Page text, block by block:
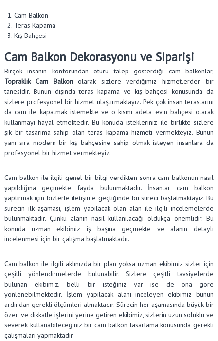
Cam Balkon
Teras Kapama
Kış Bahçesi
Cam Balkon Dekorasyonu ve Siparişi
Birçok insanın konforundan ötürü talep gösterdiği cam balkonlar,
Topraklık Cam Balkonolarak sizlere verdiğimiz hizmetlerden bir
tanesidir. Bunun dışında teras kapama ve kış bahçesi konusunda da
sizlere profesyonel bir hizmet ulaştırmaktayız. Pek çok insan teraslarını
da cam ile kapatmak istemekte ve o kısmı adeta evin bahçesi olarak
kullanmayı hayal etmektedir. Bu konuda istekleriniz ile birlikte sizlere
şık bir tasarıma sahip olan teras kapama hizmeti vermekteyiz. Bunun
yanı sıra modern bir kış bahçesine sahip olmak isteyen insanlara da
profesyonel bir hizmet vermekteyiz.
Cam balkon ile ilgili genel bir bilgi verdikten sonra cam balkonun nasıl
yapıldığına geçmekte fayda bulunmaktadır. İnsanlar cam balkon
yaptırmak için bizlerle iletişime geçtiğinde bu süreci başlatmaktayız. Bu
sürecin ilk aşaması, işlem yapılacak olan alan ile ilgili incelemelerde
bulunmaktadır. Çünkü alanın nasıl kullanılacağı oldukça önemlidir. Bu
konuda uzman ekibimiz iş başına geçmekte ve alanın detaylı
incelenmesi için bir çalışma başlatmaktadır.
Cam balkon ile ilgili aklınızda bir plan yoksa uzman ekibimiz sizler için
çeşitli yönlendirmelerde bulunabilir. Sizlere çeşitli tavsiyelerde
bulunan ekibimiz, belli bir isteğiniz var ise de ona göre
yönlenebilmektedir. İşlem yapılacak alanı inceleyen ekibimiz bunun
ardından gerekli ölçümleri almaktadır. Sürecin her aşamasında büyük bir
özen ve dikkatle işlerini yerine getiren ekibimiz, sizlerin uzun soluklu ve
severek kullanabileceğiniz bir cam balkon tasarlama konusunda gerekli
çalışmaları yapmaktadır.